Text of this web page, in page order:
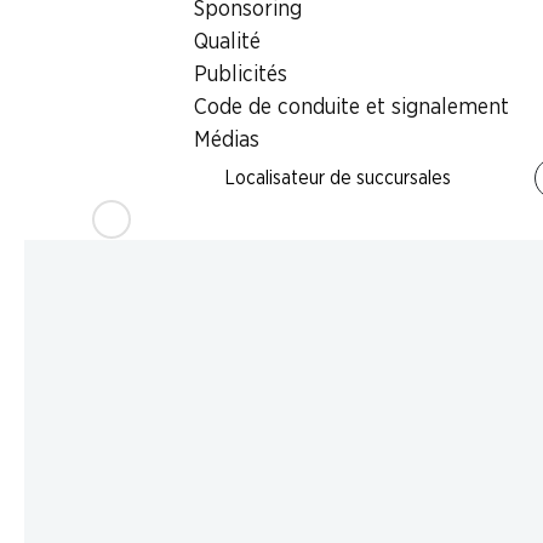
Sponsoring
Qualité
Publicités
Code de conduite et signalement
Médias
Localisateur de succursales